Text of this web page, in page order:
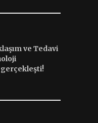
ve Tedavi
gerçekleşti!